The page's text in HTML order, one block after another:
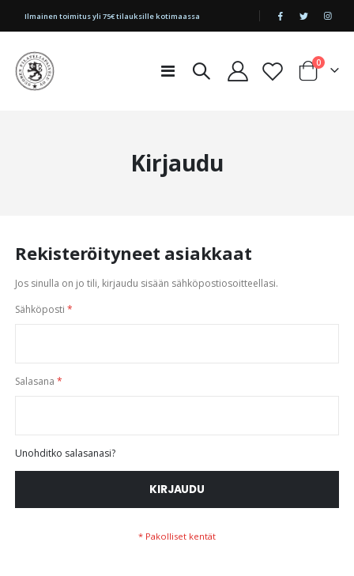
|
Ilmainen toimitus yli 75€ tilauksille kotimaassa
Toggle
Cart
0tuotetta
Kirjaudu
Rekisteröityneet asiakkaat
Jos sinulla on jo tili, kirjaudu sisään sähköpostiosoitteellasi.
Sähköposti
Salasana
Unohditko salasanasi?
KIRJAUDU